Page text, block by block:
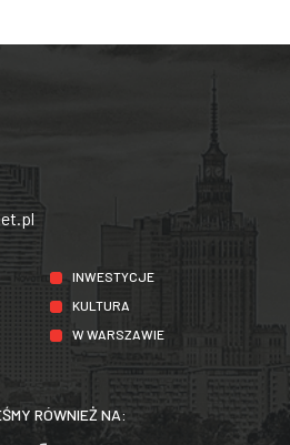
INWESTYCJE
KULTURA
W WARSZAWIE
RÓWNIEŻ NA: